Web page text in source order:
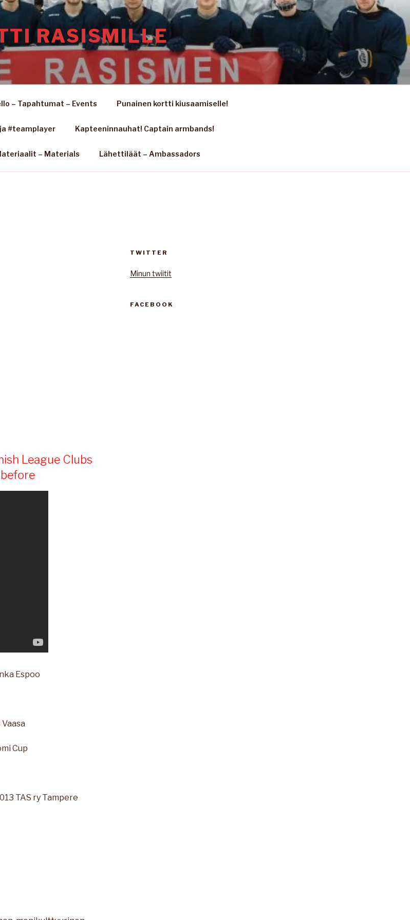
RASISMILLE
– Tapahtumat – Events Punainen kortti kiusaamiselle!
#teamplayer Kapteeninnauhat! Captain armbands!
– Materials Lähettiläät – Ambassadors
League Clubs
Espoo
Cup
TAS ry Tampere
TWITTER
Minun twiitit
FACEBOOK